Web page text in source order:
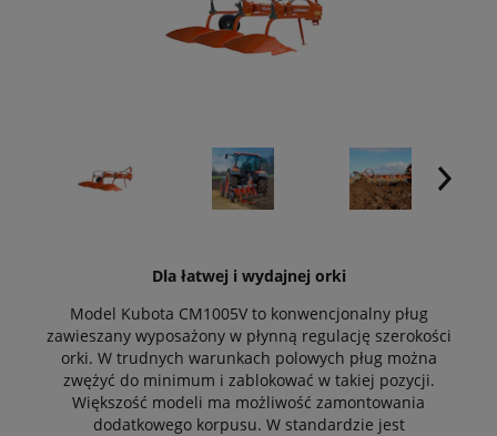
Dla łatwej i wydajnej orki
Model Kubota CM1005V to konwencjonalny pług
zawieszany wyposażony w płynną regulację szerokości
orki. W trudnych warunkach polowych pług można
zwężyć do minimum i zablokować w takiej pozycji.
Większość modeli ma możliwość zamontowania
dodatkowego korpusu. W standardzie jest